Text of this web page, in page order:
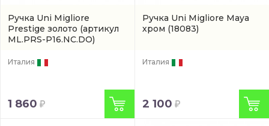
Ручка Uni Migliore
Prestige золото (артикул
ML.PRS-P16.NC.DO)
Италия
1 860
Ручка Uni Migliore Maya
хром (18083)
Италия
2 100